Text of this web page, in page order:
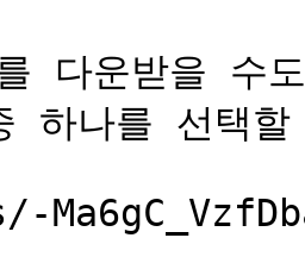
를 다운받을
하나를 선택